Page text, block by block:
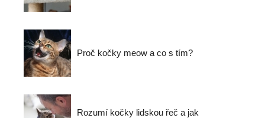
Proč kočky meow a co s tím?
Rozumí kočky lidskou řeč a jak